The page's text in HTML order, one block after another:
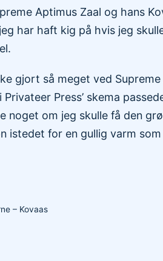
Aptimus Zaal og hans
har haft kig på hvis jeg
gjort så meget ved
Privateer Press’ skema
noget om jeg skulle få den
istedet for en gullig varm
– Kovaas